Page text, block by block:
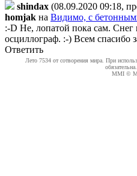
shindax (08.09.2020 09:18,
homjak на Видимо, с
:-D Не, лопатой пока сам. Снег
осциллограф. :-) Всем
Ответить
Лето 7534 от сотворения мира. При
обязательна.
MMI ©